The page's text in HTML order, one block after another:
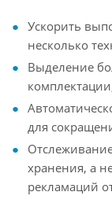
Ускорить
несколько
Выделение
для
хранения, а
рекламаций